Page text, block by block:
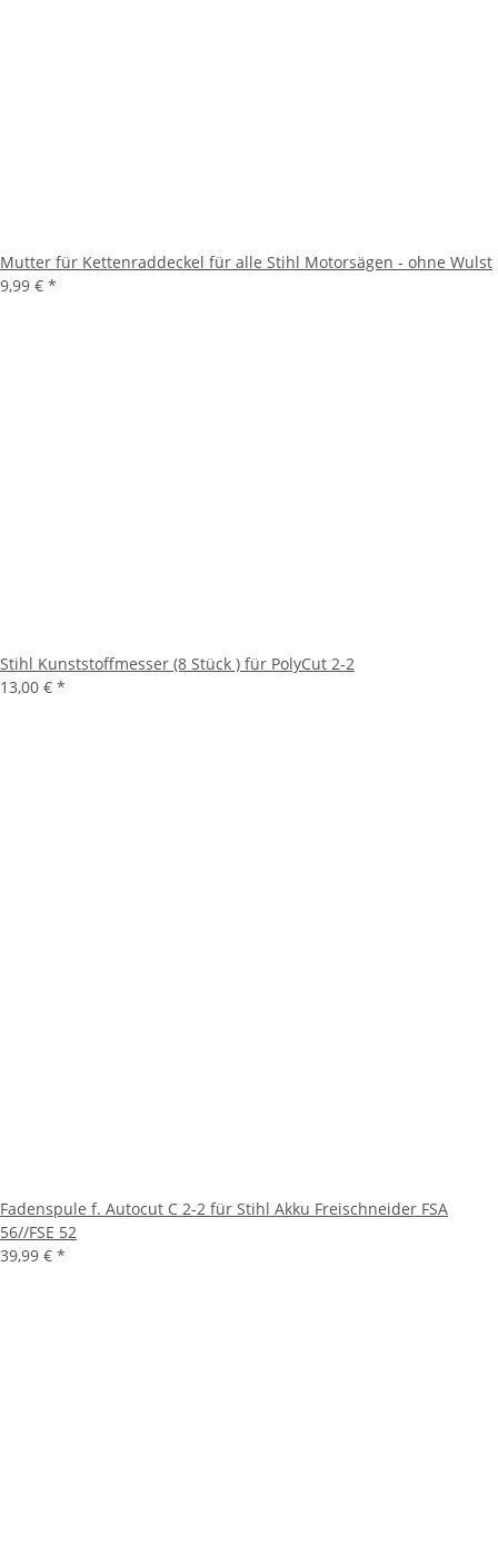
Mutter für Kettenraddeckel für alle Stihl Motorsägen - ohne Wulst
9,99 € *
Stihl Kunststoffmesser (8 Stück ) für PolyCut 2-2
13,00 € *
Fadenspule f. Autocut C 2-2 für Stihl Akku Freischneider FSA
56//FSE 52
39,99 € *